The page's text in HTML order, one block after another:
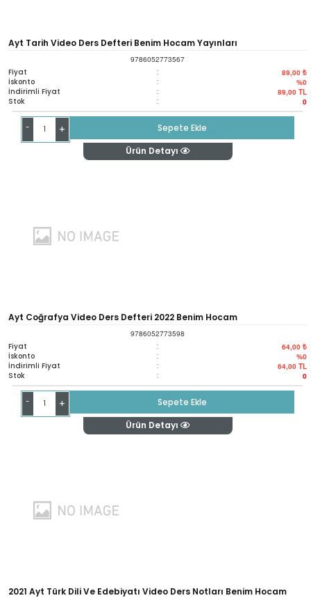
Ayt Tarih Video Ders Defteri Benim Hocam Yayınları
9786052773567
Fiyat : 89,00 ₺
İskonto : %0
İndirimli Fiyat : 89,00 TL
Stok : 0
- +
Sepete Ekle
Ürün Detayı
Ayt Coğrafya Video Ders Defteri 2022 Benim Hocam
9786052773598
Fiyat : 64,00 ₺
İskonto : %0
İndirimli Fiyat : 64,00 TL
Stok : 0
- +
Sepete Ekle
Ürün Detayı
2021 Ayt Türk Dili Ve Edebiyatı Video Ders Notları Benim Hocam